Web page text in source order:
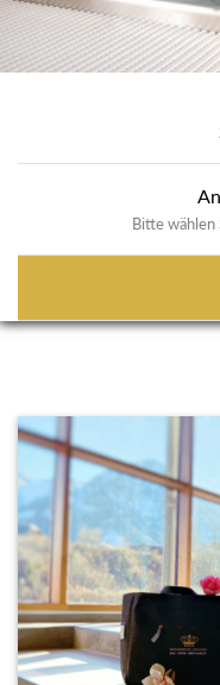
Bitte